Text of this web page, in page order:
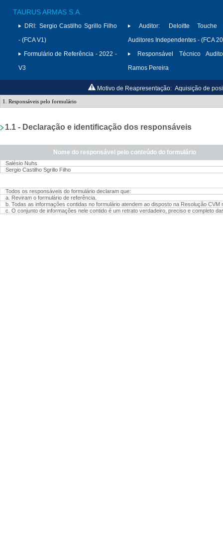
TAURUS ARMAS S.A.
DRI: Sergio Castilho Sgrillo Filho
- (FCA V1)
Formulário de Referência - 2022 -
V3
Auditor:
Deloitte Touche
Auditores Independentes - (FCA
Responsável Técnico
Ramos Pereira
Motivo de Reapresentação: Aquisição de